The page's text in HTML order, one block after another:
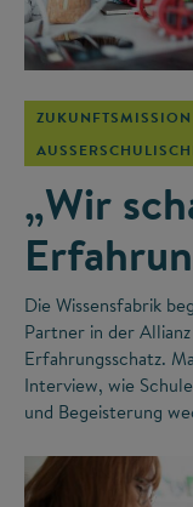
„Wir
Die Wissensfabrik
Partner in der
Erfahrungsschatz.
Interview, wie
und Begeisterung